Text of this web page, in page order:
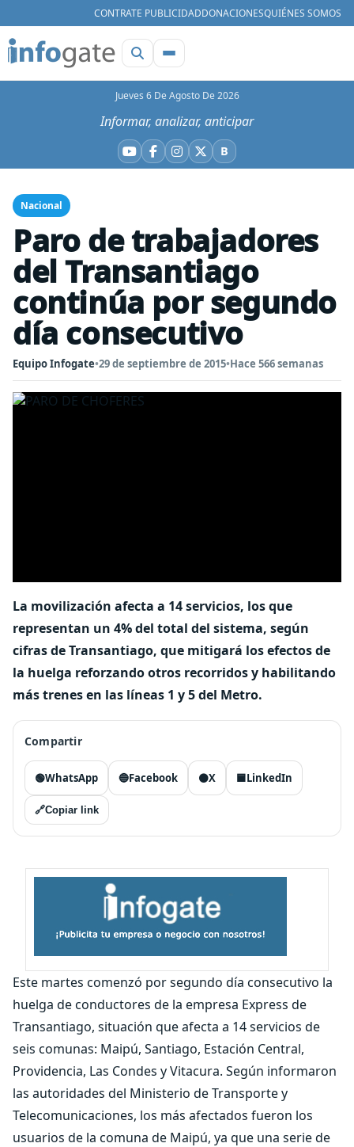
CONTRATE PUBLICIDADDONACIONESQUIÉNES SOMOS
Jueves 6 De Agosto De 2026
Informar, analizar, anticipar
YouTube
Facebook
Instagram
X BBluesky
Nacional
Paro de trabajadores
del Transantiago
continúa por segundo
día consecutivo
Equipo Infogate•29 de septiembre de 2015•Hace 566 semanas
La movilización afecta a 14 servicios, los que
representan un 4% del total del sistema, según
cifras de Transantiago, que mitigará los efectos de
la huelga reforzando otros recorridos y habilitando
más trenes en las líneas 1 y 5 del Metro.
Compartir
🟢WhatsApp 🔵Facebook ⚫X 🟦LinkedIn
🔗Copiar link
Este martes comenzó por segundo día consecutivo la
huelga de conductores de la empresa Express de
Transantiago, situación que afecta a 14 servicios de
seis comunas: Maipú, Santiago, Estación Central,
Providencia, Las Condes y Vitacura. Según informaron
las autoridades del Ministerio de Transporte y
Telecomunicaciones, los más afectados fueron los
usuarios de la comuna de Maipú, ya que una serie de